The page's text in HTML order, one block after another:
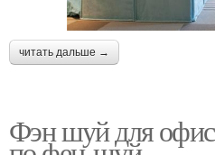
читать дальше →
Фэн шуй для